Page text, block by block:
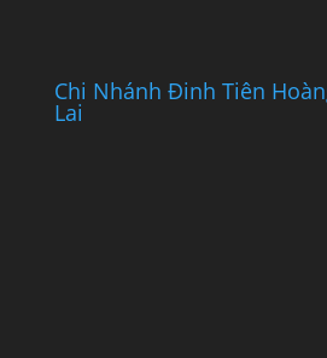
Chi Nhánh Đinh Tiên
Lai